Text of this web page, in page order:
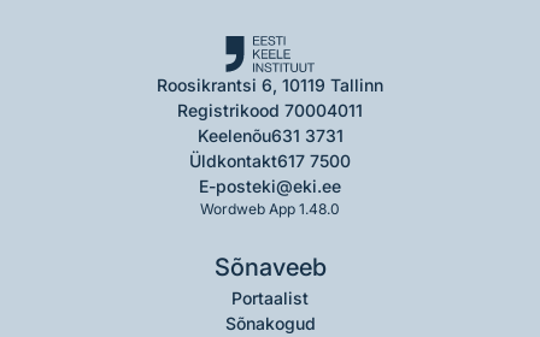
Roosikrantsi 6, 10119 Tallinn
Registrikood 70004011
Keelenõu631 3731
Üldkontakt617 7500
E-posteki@eki.ee
Wordweb App 1.48.0
Sõnaveeb
Portaalist
Sõnakogud